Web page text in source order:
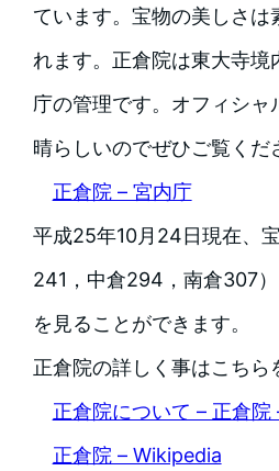
ています。宝物の美しさは
れます。 正倉院は東大寺境
庁の管理です。オフィシャ
晴らしいのでぜひご覧くだ
正倉院 – 宮内庁
平成25年10月24日現在、
241，中倉294，南倉307
を見ることができます。
正倉院の詳しく事はこちら
正倉院について – 正倉院
正倉院 – Wikipedia